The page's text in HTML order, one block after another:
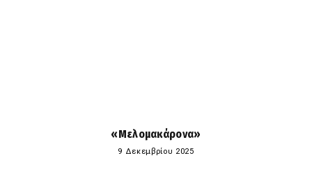
«Μελομακάρονα»
9 Δεκεμβρίου 2025